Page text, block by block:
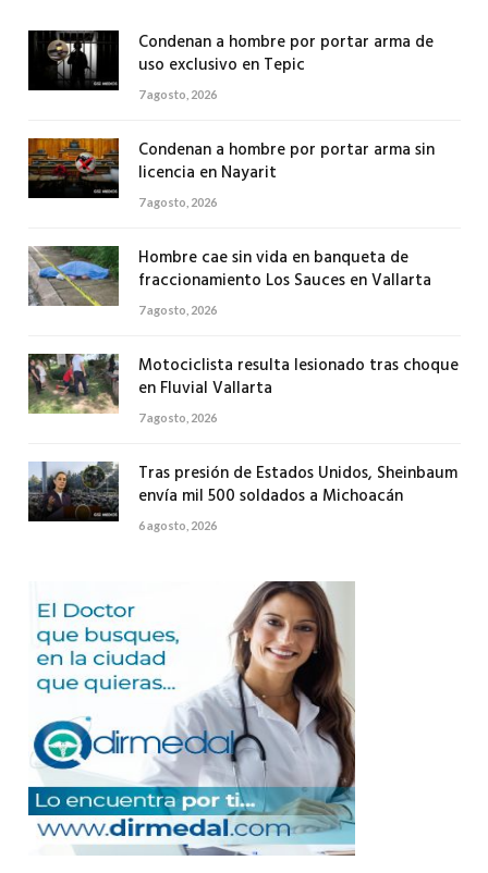
Condenan a hombre por portar arma de
uso exclusivo en Tepic
7 agosto, 2026
Condenan a hombre por portar arma sin
licencia en Nayarit
7 agosto, 2026
Hombre cae sin vida en banqueta de
fraccionamiento Los Sauces en Vallarta
7 agosto, 2026
Motociclista resulta lesionado tras choque
en Fluvial Vallarta
7 agosto, 2026
Tras presión de Estados Unidos, Sheinbaum
envía mil 500 soldados a Michoacán
6 agosto, 2026